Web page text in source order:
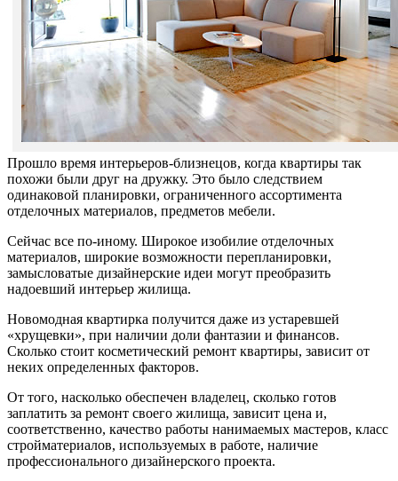
Прошло время интерьеров-близнецов, когда квартиры так
похожи были друг на дружку. Это было следствием
одинаковой планировки, ограниченного ассортимента
отделочных материалов, предметов мебели.
Сейчас все по-иному. Широкое изобилие отделочных
материалов, широкие возможности перепланировки,
замысловатые дизайнерские идеи могут преобразить
надоевший интерьер жилища.
Новомодная квартирка получится даже из устаревшей
«хрущевки», при наличии доли фантазии и финансов.
Сколько стоит косметический ремонт квартиры, зависит от
неких определенных факторов.
От того, насколько обеспечен владелец, сколько готов
заплатить за ремонт своего жилища, зависит цена и,
соответственно, качество работы нанимаемых мастеров, класс
стройматериалов, используемых в работе, наличие
профессионального дизайнерского проекта.